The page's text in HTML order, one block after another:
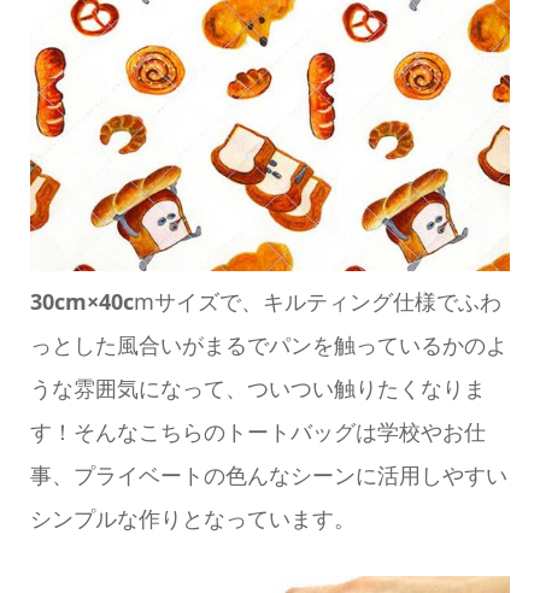
30cm×40cmサイズで、キルティング仕様でふわ
っとした風合いがまるでパンを触っているかのよ
うな雰囲気になって、ついつい触りたくなりま
す！そんなこちらのトートバッグは学校やお仕
事、プライベートの色んなシーンに活用しやすい
シンプルな作りとなっています。